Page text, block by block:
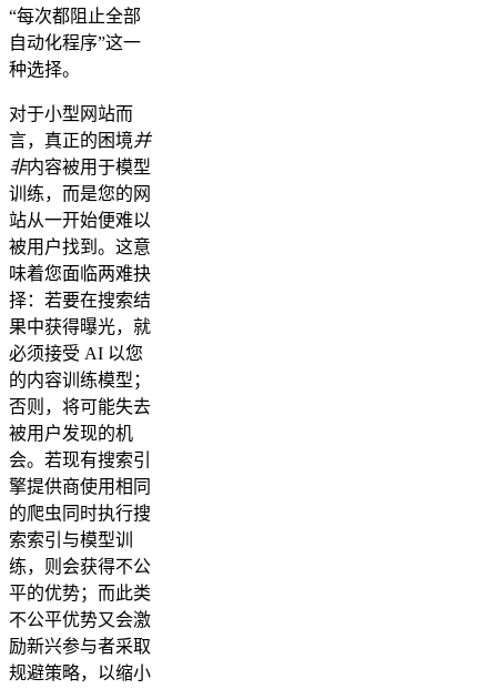
“每次都阻止全部
自动化程序”这一
种选择。
对于小型网站而
言，真正的困境并
非内容被用于模型
训练，而是您的网
站从一开始便难以
被用户找到。这意
味着您面临两难抉
择：若要在搜索结
果中获得曝光，就
必须接受 AI 以您
的内容训练模型；
否则，将可能失去
被用户发现的机
会。若现有搜索引
擎提供商使用相同
的爬虫同时执行搜
索索引与模型训
练，则会获得不公
平的优势；而此类
不公平优势又会激
励新兴参与者采取
规避策略，以缩小